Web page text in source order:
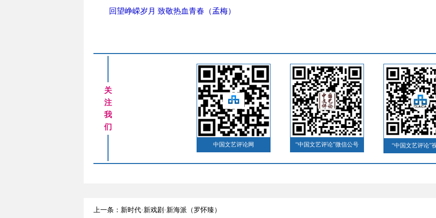
回望峥嵘岁月 致敬热血青春（孟梅）
关
注
我
们
中国文艺评论网 “中国文艺评论”微信公号 “中国文艺评论”
上一条：新时代·新戏剧·新海派（罗怀臻）